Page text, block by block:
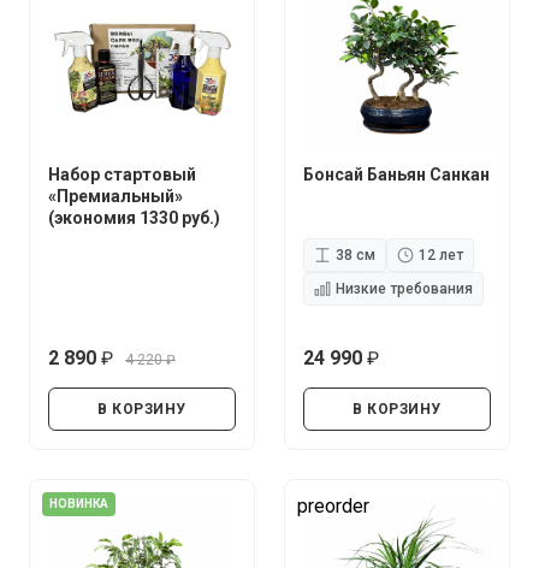
Набор стартовый
«Премиальный»
(экономия 1330 руб.)
2 890
4 220
В КОРЗИНУ
Бонсай Баньян Санкан
38 см
12 лет
Низкие требования
24 990
В КОРЗИНУ
НОВИНКА preorder